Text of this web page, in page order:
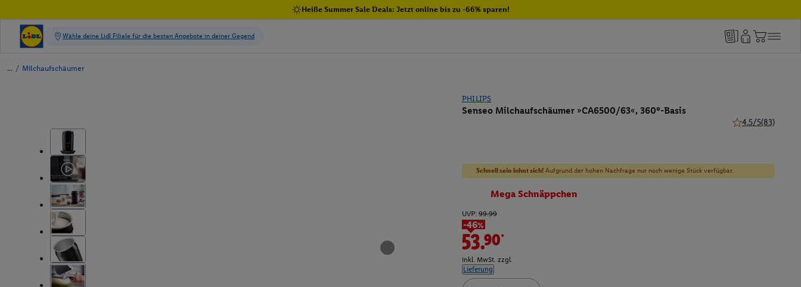
Heiße Summer Sale Deals: Jetzt online bis zu -66% sparen!
/ Milchaufschäumer
PHILIPS
Senseo Milchaufschäumer »CA6500/63«, 360°-Basis
4.5/5(83)
Schnell sein lohnt sich!Aufgrund der hohen Nachfrage nur noch wenige Stück verfügbar.
Mega Schnäppchen
UVP: 99.99
-46%
53.90*
inkl. MwSt. zzgl.
Lieferung